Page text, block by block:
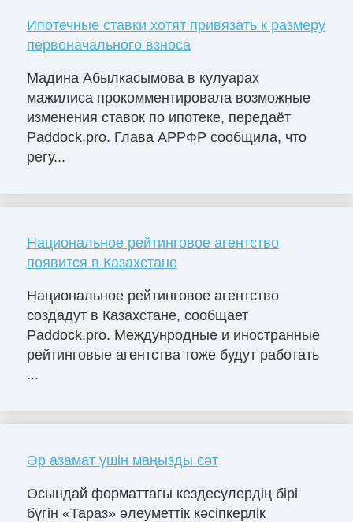
Ипотечные ставки хотят привязать к размеру
первоначального взноса
Мадина Абылкасымова в кулуарах
мажилиса прокомментировала возможные
изменения ставок по ипотеке, передаёт
Paddock.pro. Глава АРРФР сообщила, что
регу...
Национальное рейтинговое агентство
появится в Казахстане
Национальное рейтинговое агентство
создадут в Казахстане, сообщает
Paddock.pro. Междунродные и иностранные
рейтинговые агентства тоже будут работать
...
Әр азамат үшін маңызды сәт
Осындай форматтағы кездесулердің бірі
бүгін «Тараз» әлеуметтік кәсіпкерлік